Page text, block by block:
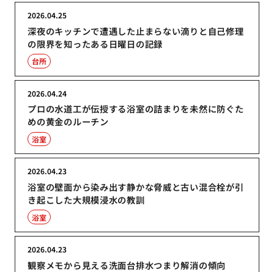
深夜のキッチンで遭遇した止まらない滴りと自己修理
の限界を知ったある日曜日の記録
2026.04.25
台所
プロの水道工が伝授する浴室の詰まりを未然に防ぐた
めの黄金のルーチン
2026.04.24
浴室
浴室の壁面から染み出す静かな脅威と古い混合栓が引
き起こした大規模浸水の教訓
2026.04.23
浴室
観察メモから見える洗面台排水つまり解消の傾向
2026.04.23